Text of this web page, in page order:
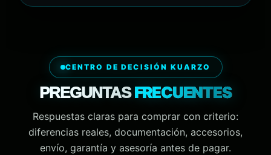
CENTRO DE DECISIÓN KUARZO
PREGUNTASFRECUENTES
Respuestas claras para comprar con criterio:
diferencias reales, documentación, accesorios,
envío, garantía y asesoría antes de pagar.